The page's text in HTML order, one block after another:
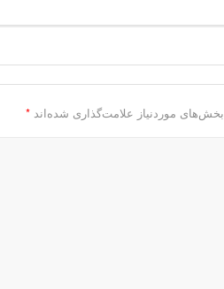
بخش‌های موردنیاز علامت‌گذاری شده‌اند *